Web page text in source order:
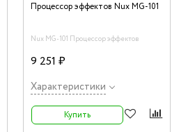
Процессор эффектов Nux MG-101
Nux MG-101 Процессор эффектов
9 251 ₽
Характеристики
Купить